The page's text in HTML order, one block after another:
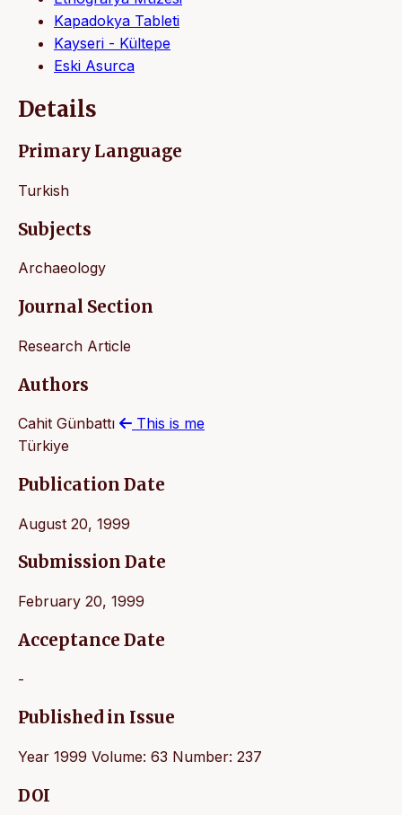
Kapadokya Tableti
Kayseri - Kültepe
Eski Asurca
Details
Primary Language
Turkish
Subjects
Archaeology
Journal Section
Research Article
Authors
Cahit Günbattı
This is me
Türkiye
Publication Date
August 20, 1999
Submission Date
February 20, 1999
Acceptance Date
-
Published in Issue
Year 1999 Volume: 63 Number: 237
DOI